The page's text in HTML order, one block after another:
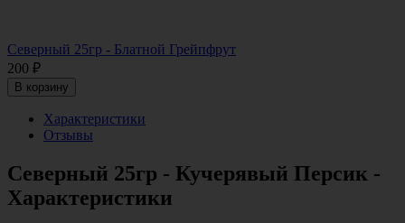
Северный 25гр - Блатной Грейпфрут
200 ₽
В корзину
Характеристики
Отзывы
Северный 25гр - Кучерявый Персик -
Характеристики